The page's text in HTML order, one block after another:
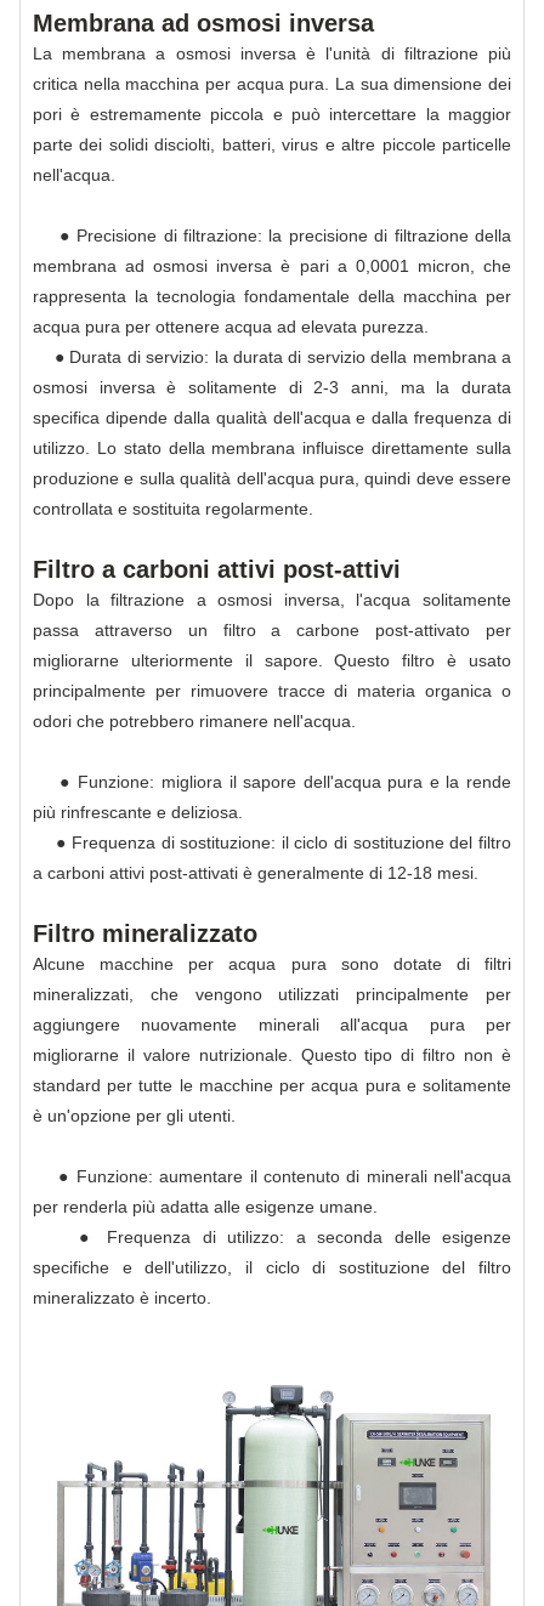
Membrana ad osmosi inversa
La membrana a osmosi inversa è l'unità di filtrazione più
critica nella macchina per acqua pura. La sua dimensione dei
pori è estremamente piccola e può intercettare la maggior
parte dei solidi disciolti, batteri, virus e altre piccole particelle
nell'acqua.
● Precisione di filtrazione: la precisione di filtrazione della
membrana ad osmosi inversa è pari a 0,0001 micron, che
rappresenta la tecnologia fondamentale della macchina per
acqua pura per ottenere acqua ad elevata purezza.
● Durata di servizio: la durata di servizio della membrana a
osmosi inversa è solitamente di 2-3 anni, ma la durata
specifica dipende dalla qualità dell'acqua e dalla frequenza di
utilizzo. Lo stato della membrana influisce direttamente sulla
produzione e sulla qualità dell'acqua pura, quindi deve essere
controllata e sostituita regolarmente.
Filtro a carboni attivi post-attivi
Dopo la filtrazione a osmosi inversa, l'acqua solitamente
passa attraverso un filtro a carbone post-attivato per
migliorarne ulteriormente il sapore. Questo filtro è usato
principalmente per rimuovere tracce di materia organica o
odori che potrebbero rimanere nell'acqua.
● Funzione: migliora il sapore dell'acqua pura e la rende
più rinfrescante e deliziosa.
● Frequenza di sostituzione: il ciclo di sostituzione del filtro
a carboni attivi post-attivati ​​è generalmente di 12-18 mesi.
Filtro mineralizzato
Alcune macchine per acqua pura sono dotate di filtri
mineralizzati, che vengono utilizzati principalmente per
aggiungere nuovamente minerali all'acqua pura per
migliorarne il valore nutrizionale. Questo tipo di filtro non è
standard per tutte le macchine per acqua pura e solitamente
è un'opzione per gli utenti.
● Funzione: aumentare il contenuto di minerali nell'acqua
per renderla più adatta alle esigenze umane.
● Frequenza di utilizzo: a seconda delle esigenze
specifiche e dell'utilizzo, il ciclo di sostituzione del filtro
mineralizzato è incerto.